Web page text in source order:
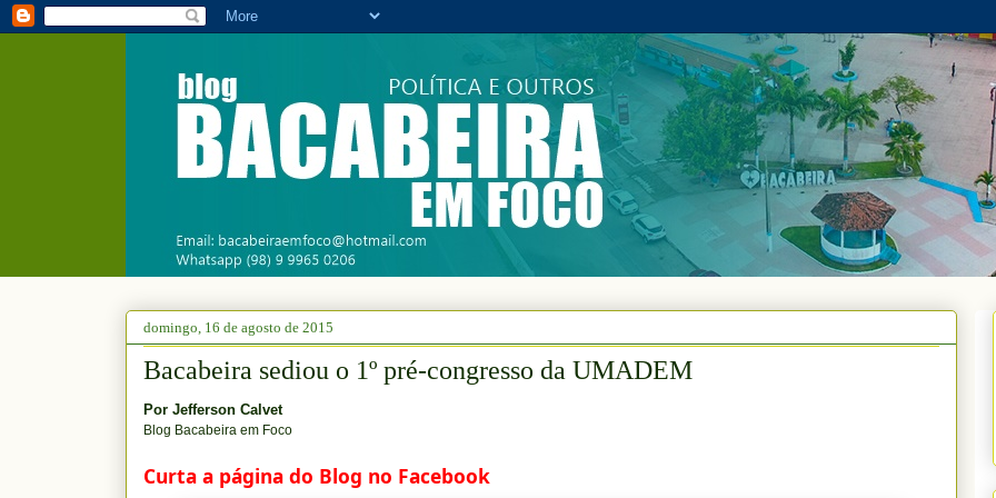
domingo, 16 de agosto de 2015
Bacabeira sediou o 1º pré-congresso da UMADEM
Por Jefferson Calvet
Blog Bacabeira em Foco
Curta a página do Blog no Facebook